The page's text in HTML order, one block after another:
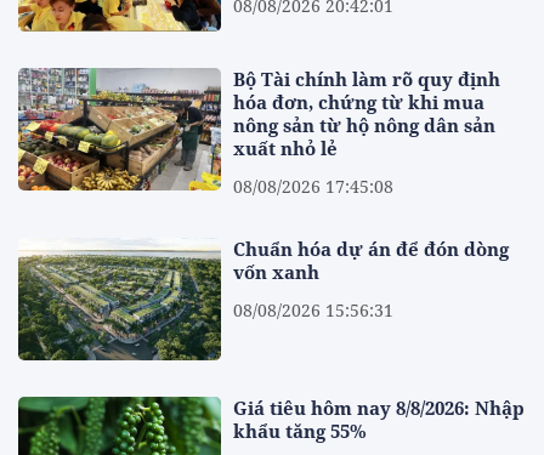
08/08/2026 20:42:01
Bộ Tài chính làm rõ quy định
hóa đơn, chứng từ khi mua
nông sản từ hộ nông dân sản
xuất nhỏ lẻ
08/08/2026 17:45:08
Chuẩn hóa dự án để đón dòng
vốn xanh
08/08/2026 15:56:31
Giá tiêu hôm nay 8/8/2026: Nhập
khẩu tăng 55%